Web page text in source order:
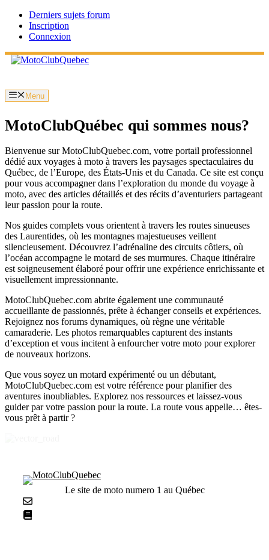
Aller
contenu
Derniers sujets forum
Inscription
Connexion
Menu
MotoClubQuébec qui sommes nous?
Bienvenue sur MotoClubQuebec.com, votre portail professionnel
dédié aux voyages à moto à travers les paysages spectaculaires du
Québec, de l’Europe, des États-Unis et du Canada. Ce site est conçu
pour vous accompagner dans l’exploration du monde du voyage à
moto, avec des articles détaillés et des récits d’aventuriers partageant
leur passion pour la route.
Nos guides complets vous orientent à travers les routes sinueuses
des Laurentides, où les montagnes majestueuses veillent
silencieusement. Découvrez l’adrénaline des circuits côtiers, où
l’océan accompagne le motard de ses murmures. Chaque itinéraire
est soigneusement élaboré pour offrir une expérience enrichissante et
visuellement impressionnante.
MotoClubQuebec.com abrite également une communauté
accueillante de passionnés, prête à échanger conseils et expériences.
Rejoignez nos forums dynamiques, où règne une véritable
camaraderie. Les photos remarquables capturent des instants
d’exception et vous incitent à enfourcher votre moto pour explorer
de nouveaux horizons.
Que vous soyez un motard expérimenté ou un débutant,
MotoClubQuebec.com est votre référence pour planifier des
aventures inoubliables. Explorez nos ressources et laissez-vous
guider par votre passion pour la route. La route vous appelle… êtes-
vous prêt à partir ?
Le site de moto numero 1 au Québec